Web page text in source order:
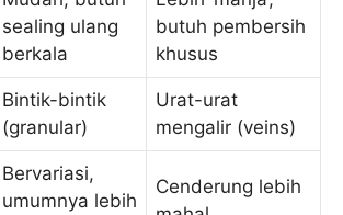
sealing ulang
berkala
butuh pembersih
khusus
Bintik-bintik
(granular)
Urat-urat
mengalir (veins)
Bervariasi,
umumnya lebih
Cenderung lebih